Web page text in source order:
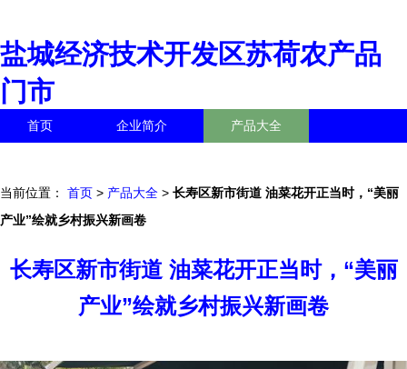
盐城经济技术开发区苏荷农产品
门市
首页 企业简介 产品大全
当前位置： 首页 > 产品大全 > 长寿区新市街道 油菜花开正当时，“美丽
产业”绘就乡村振兴新画卷
长寿区新市街道 油菜花开正当时，“美丽
产业”绘就乡村振兴新画卷